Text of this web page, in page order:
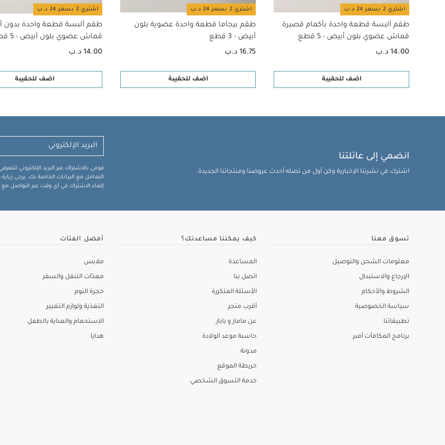
اشتري 2 بسعر 24 د.ب
طقم ألبسة قطعة واحدة بأكمام قصيرة
قماش عضوي بلون أبيض - 5 قطع
14.00 د.ب
اضف للحقيبة
اشتري 2 بسعر 24 د.ب
طقم بيجاما قطعة واحدة عضوية بلون
أبيض - 3 قطع
16.75 د.ب
اضف للحقيبة
اشتري 2 بسعر 24 د.ب
طقم ألبسة قطعة واحدة بدون
قماش عضوي بلون أبيض - 5 قطع
14.00 د.ب
اضف للحقيبة
انضمي إلى عائلتنا
اشترك في نشرتنا الإخبارية وكن أول من تصله أحدث عروضنا ومنتجاتنا الجديدة.
قومي بالاشتراك عبر البريد الإلكتروني
التعامل مع البيانات الخاصة بك، يرجى
إلغاء الاشتراك في أي وقت عبر التواصل مع
تسوق معنا
معلومات الشحن والتوصيل
الإرجاع والاستبدال
الشروط والأحكام
سياسة الخصوصية
تطبيقاتنا
برنامج المكافآت أمبر
كيف يمكننا مساعدتك؟
المساعدة
اتصل بنا
الأسئلة المتكررة
أقرب متجر
عن ماماز و باباز
حاسبة موعد الولادة
مدونة
خريطة الموقع
خدمة التسوق الشخصي
أفضل الفئات
ملابس
معدّات التنقل والسفر
حجرة النوم
التغذية ولوازم التغيير
الاستحمام والعناية بالطفل
هدايا